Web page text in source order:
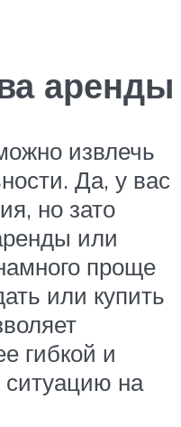
аренды
извлечь
Да, у вас
но зато
или
проще
или купить
гибкой и
ситуацию на